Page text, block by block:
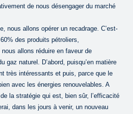
de nous désengager du marché
nous allons opérer un recadrage. C’est-
des produits pétroliers,
allons réduire en faveur de
gaz naturel. D’abord, puisqu’en matière
très intéressants et puis, parce que le
avec les énergies renouvelables. A
la stratégie qui est, bien sûr, l’efficacité
dans les jours à venir, un nouveau